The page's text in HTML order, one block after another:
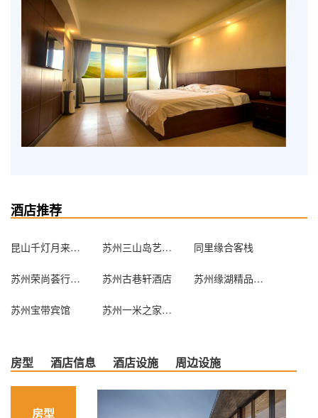
酒店推荐
昆山千灯月来宾馆 苏州三山岛艺宿家民宿 同里缘合客栈
苏州荣尚荟行政公寓 苏州古巷轩酒店 苏州缘湖精品酒店
苏州宝带宾馆 苏州一米之家求职公寓
房型 酒店信息 酒店设施 周边设施
房型